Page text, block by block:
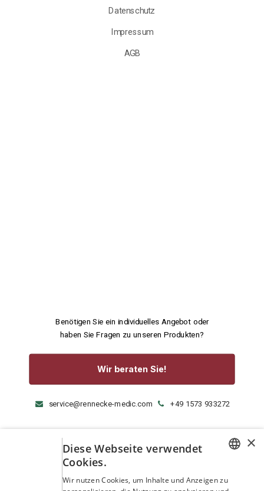
Datenschutz
Impressum
AGB
Benötigen Sie ein individuelles Angebot oder
haben Sie Fragen zu unseren Produkten?
Wir beraten Sie!
service@rennecke-medic.com +49 1573 933272
×
Diese Webseite verwendet
Cookies.
Wir nutzen Cookies, um Inhalte und Anzeigen zu